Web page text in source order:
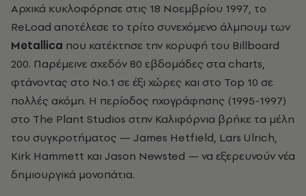
Αρχικά κυκλοφόρησε στις 18 Νοεμβρίου 1997, το
ReLoad αποτέλεσε το τρίτο συνεχόμενο άλμπουμ των
Metallica που κατέκτησε την κορυφή του Billboard
200. Παρέμεινε σχεδόν 80 εβδομάδες στα charts,
φτάνοντας στο Νο.1 σε έξι χώρες και στο Top 10 σε
πολλές ακόμη. Η περίοδος ηχογράφησης (1995-1997)
στο The Plant Studios στην Καλιφόρνια βρήκε τα μέλη
του συγκροτήματος — James Hetfield, Lars Ulrich,
Kirk Hammett και Jason Newsted — να εξερευνούν νέα
δημιουργικά μονοπάτια.